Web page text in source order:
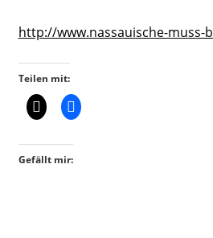
http://www.nassauische-muss-
Teilen mit:
Gefällt mir: